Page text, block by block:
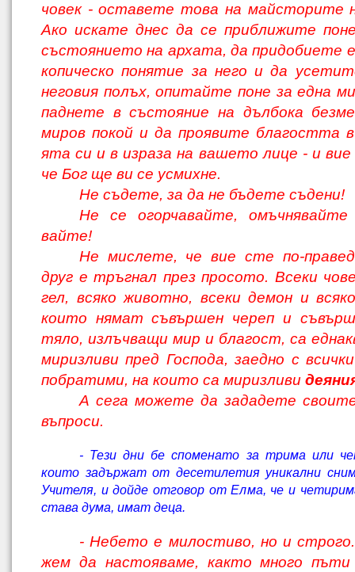
човек - оставете това на майсторите
Ако искате днес да се приближите
състоянието на архата, да придобиете
копическо понятие за него и да
неговия полъх, опитайте поне за една
паднете в състояние на дълбока
миров покой и да проявите благостта
ята си и в израза на вашето лице - и
че Бог ще ви се усмихне.
Не съдете, за да не бъдете съдени!
Не се огорчавайте,
вайте!
Не мислете, че вие сте по-
друг е тръгнал през просото. Всеки
гел, всяко животно, всеки демон и
които нямат съвършен череп и
тяло, излъчващи мир и благост, са
миризливи пред Господа, заедно с
побратими, на които са миризливи
А сега можете да зададете
въпроси.
- Тези дни бе споменато за трима или
които задържат от десетилетия уникални
Учителя, и дойде отговор от Елма, че и
става дума, имат деца.
- Небето е милостиво, но и
жем да настояваме, както много пъти